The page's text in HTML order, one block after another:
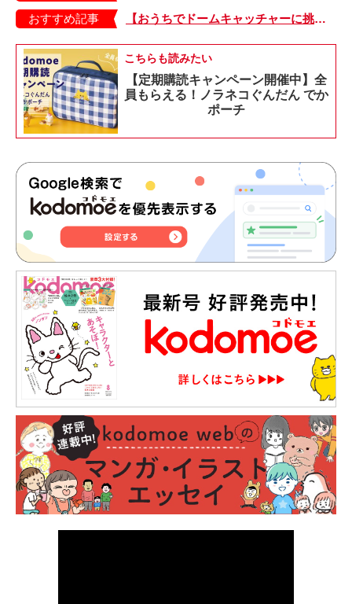
おすすめ記事
【おうちでドームキャッチャーに挑戦だ】アンパンマン わくわくドームキャッチャー
こちらも読みたい
【定期購読キャンペーン開催中】全
員もらえる！ノラネコぐんだん でか
ポーチ